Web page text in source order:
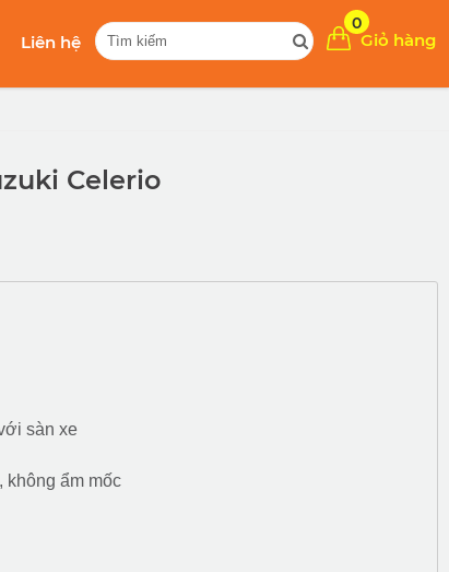
Giỏ hàng
0
Liên hệ
Celerio
sàn xe
không ẩm mốc